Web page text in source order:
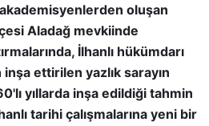
oluşan
Aladağ mevkiinde
İlhanlı hükümdarı
ettirilen yazlık sarayın
yıllarda inşa edildiği tahmin
tarihi çalışmalarına yeni bir